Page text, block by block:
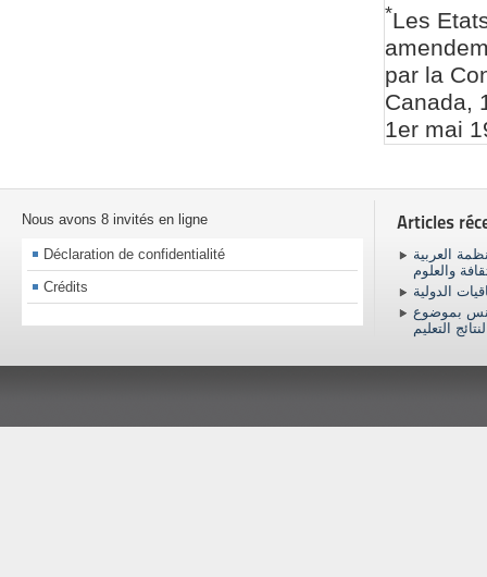
*Les
par la
Canada,
1er mai
Nous avons 8 invités en ligne
Déclaration de confidentialité
Crédits
Articles
العربية
والعلوم
الدولية
بموضوع
التعليم